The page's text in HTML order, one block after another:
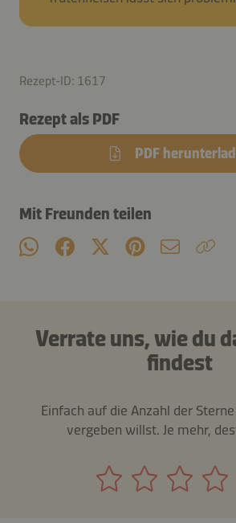
Rezept-ID: 1617
Rezept als PDF
PDF
Mit Freunden teilen
Verrate uns, wie du
findest
Einfach auf die Anzahl der
vergeben willst. Je mehr,